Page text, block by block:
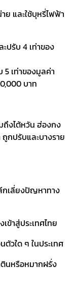
ย และใช้บุหรี่ไฟฟ้า
ปรับ 4 เท่าของ
5 เท่าของมูลค่า
บาท
ถึงไต้หวัน ฮ่องกง
กปรับและบางราย
กเลี่ยงปัญหาทาง
ข้าสู่ประเทศไทย
วใด ๆ ในประเทศ
ตินหรือหมากฝรั่ง